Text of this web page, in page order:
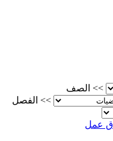
>>
الصف
>>
الفصل
عمل